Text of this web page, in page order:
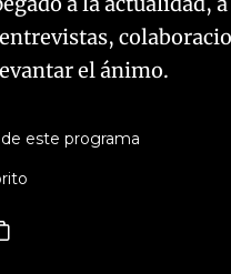
el ánimo.
este programa